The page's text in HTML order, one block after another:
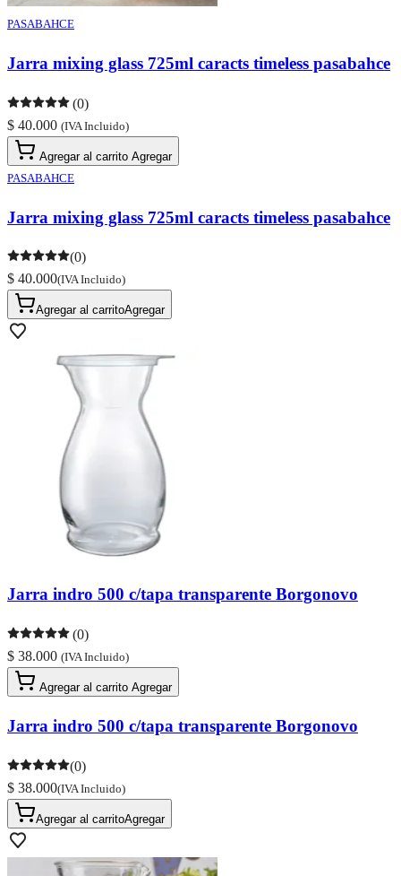
PASABAHCE
Jarra mixing glass 725ml caracts timeless pasabahce
(0)
$ 40.000 (IVA Incluido)
Agregar al carrito Agregar
PASABAHCE
Jarra mixing glass 725ml caracts timeless pasabahce
(0)
$ 40.000(IVA Incluido)
Agregar al carritoAgregar
Jarra indro 500 c/tapa transparente Borgonovo
(0)
$ 38.000 (IVA Incluido)
Agregar al carrito Agregar
Jarra indro 500 c/tapa transparente Borgonovo
(0)
$ 38.000(IVA Incluido)
Agregar al carritoAgregar